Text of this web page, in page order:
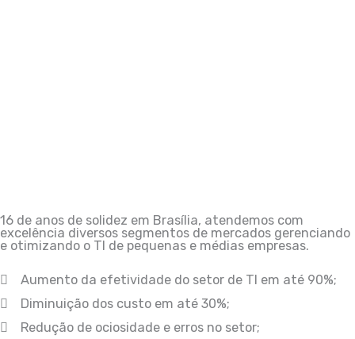
16 de anos de solidez em Brasília, atendemos com
excelência diversos segmentos de mercados gerenciando
e otimizando o TI de pequenas e médias empresas.
Aumento da efetividade do setor de TI em até 90%;
Diminuição dos custo em até 30%;
Redução de ociosidade e erros no setor;